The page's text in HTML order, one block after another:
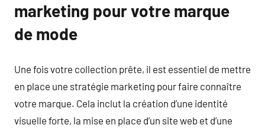
marketing pour votre marque
de mode
Une fois votre collection prête, il est essentiel de mettre
en place une stratégie marketing pour faire connaître
votre marque. Cela inclut la création d’une identité
visuelle forte, la mise en place d’un site web et d’une